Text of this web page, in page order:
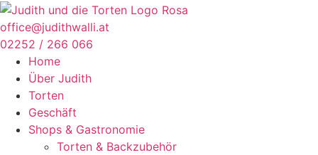
Zum
Inhalt
springen
office@judithwalli.at
02252 / 266 066
Home
Über Judith
Torten
Geschäft
Shops & Gastronomie
Torten & Backzubehör